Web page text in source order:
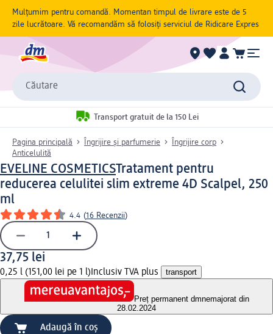
Mulțumim pentru comandă. Momentan timpul de livrare este de 5
zile lucrătoare. Vă recomandăm să folosiți serviciul de Ridicare Expres
Căutare
Transport gratuit de la 150 Lei
Pagina principală Îngrijire și parfumerie
Îngrijire corp
Anticelulită
EVELINE COSMETICSTratament pentru
reducerea celulitei slim extreme 4D Scalpel, 250
ml
4.4 (16 Recenzii)
37,75 lei
0,25 l (151,00 lei pe 1 l) Inclusiv TVA plus transport
Preț permanent dmnemajorat din
28.02.2024
Adaugă în coș